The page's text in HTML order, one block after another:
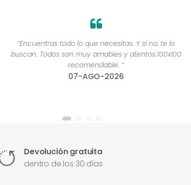
“Encuentras todo lo que necesitas. Y si no, te lo
buscan. Todos son muy amables y atentos.100x100
recomendable. ”
07-AGO-2026
Devolución gratuita
dentro de los 30 días